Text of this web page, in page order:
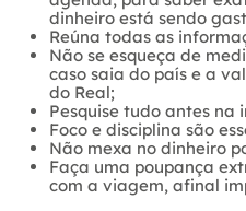
dinheiro está sendo
Reúna todas as
Não se esqueça de
caso saia do país e a
do Real;
Pesquise tudo antes na
Foco e disciplina são
Não mexa no dinheiro
Faça uma poupança
com a viagem, afinal